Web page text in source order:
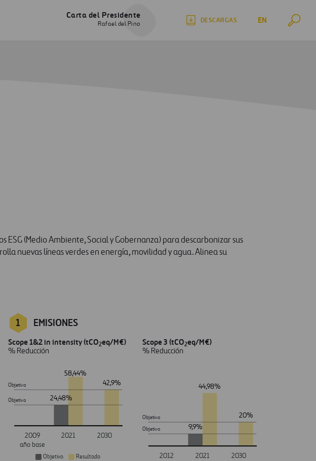
Carta del Presidente
Rafael del Pino DESCARGAS EN
(Medio Ambiente, Social y Gobernanza) para descarbonizar sus
nuevas líneas verdes en energía, movilidad y agua. Alinea su
1 EMISIONES
Scope 1&2 in intensity (tCO2eq/M€)
% Reducción
Objetivo Resultado
2009
año base
2021 2030
24,48%
58,44%
42,9%
Objetivo
Objetivo
Scope 3 (tCO2eq/M€)
% Reducción
2012 2021 2030
9,9%
44,98%
20%
Objetivo
Objetivo